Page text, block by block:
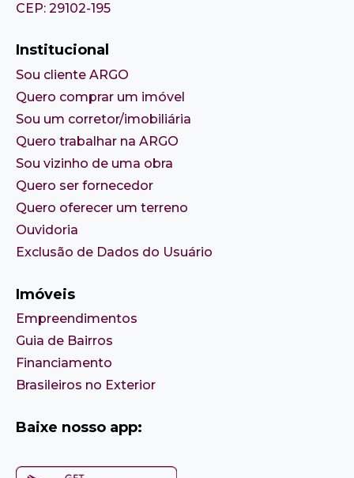
CEP: 29102-195
Institucional
Sou cliente ARGO
Quero comprar um imóvel
Sou um corretor/imobiliária
Quero trabalhar na ARGO
Sou vizinho de uma obra
Quero ser fornecedor
Quero oferecer um terreno
Ouvidoria
Exclusão de Dados do Usuário
Imóveis
Empreendimentos
Guia de Bairros
Financiamento
Brasileiros no Exterior
Baixe nosso app: